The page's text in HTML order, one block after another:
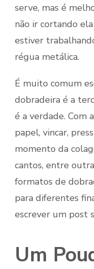
serve, mas é
não ir cortando
estiver
régua metálica.
É muito comum
dobradeira é a
é a verdade. Com
papel, vincar,
momento da
cantos, entre
formatos de
para diferentes
escrever um post
Um